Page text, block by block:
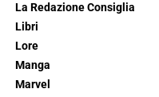
La Redazione Consiglia
Libri
Lore
Manga
Marvel